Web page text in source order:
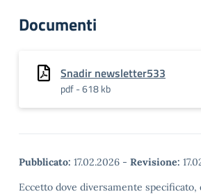
Documenti
Snadir newsletter533
pdf - 618 kb
Pubblicato: 17.02.2026 - Revisione:
Eccetto dove diversamente specificato,